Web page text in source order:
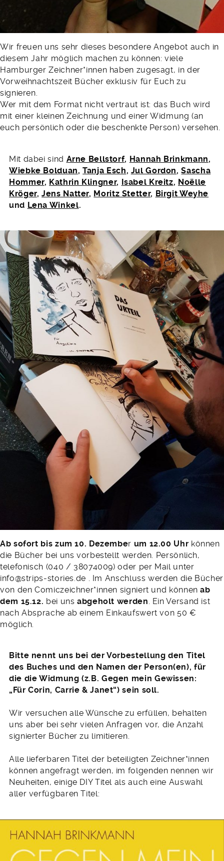
Wir freuen uns sehr dieses besondere Angebot auch in
diesem Jahr möglich machen zu können: viele
Hamburger Zeichner*innen haben zugesagt, in der
Vorweihnachtszeit Bücher exklusiv für Euch zu
signieren.
Wer mit dem Format nicht vertraut ist: das Buch wird
mit einer kleinen Zeichnung und einer Widmung (an
euch persönlich oder die beschenkte Person) versehen.
Mit dabei sind Arne Bellstorf, Hannah Brinkmann,
Wiebke Bolduan,Tanja Esch, Jul Gordon,Sascha
Hommer, Kathrin Klingner, Isabel Kreitz, Noëlle
Kröger,Jens Natter, Moritz Stetter, Birgit Weyhe
und Lena Winkel.
Ab sofort bis zum 10. Dezember um 12.00 Uhr können
die Bücher bei uns vorbestellt werden. Persönlich,
telefonisch (040 / 38074009) oder per Mail unter
info@strips-stories.de . Im Anschluss werden die Bücher
von den Comiczeichner*innen signiert und könnenab
dem 15.12. bei unsabgeholt werden . Ein Versand ist
nach Absprache ab einem Einkaufswert von 50 €
möglich.
Bitte nennt uns bei der Vorbestellung den Titel
des Buches und den Namen der Person(en), für
die die Widmung (z.B. Gegen mein Gewissen:
„Für Corin, Carrie & Janet“) sein soll.
Wir versuchen alle Wünsche zu erfüllen, behalten
uns aber bei sehr vielen Anfragen vor, die Anzahl
signierter Bücher zu limitieren.
Alle lieferbaren Titel der beteiligten Zeichner*innen
können angefragt werden, im folgenden nennen wir
Neuheiten, einige DIY Titel als auch eine Auswahl
aller verfügbaren Titel: